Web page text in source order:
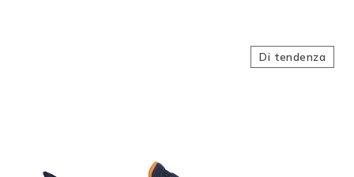
Di tendenza